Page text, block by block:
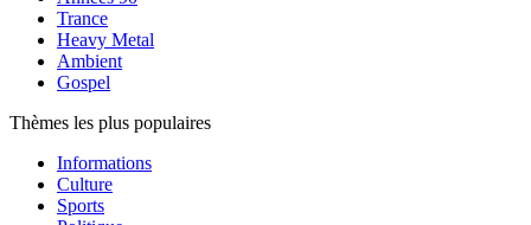
Trance
Heavy Metal
Ambient
Gospel
Thèmes les plus populaires
Informations
Culture
Sports